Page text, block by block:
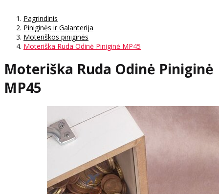
Pagrindinis
Piniginės ir Galanterija
Moteriškos piniginės
Moteriška Ruda Odinė Piniginė MP45
Moteriška Ruda Odinė Piniginė
MP45